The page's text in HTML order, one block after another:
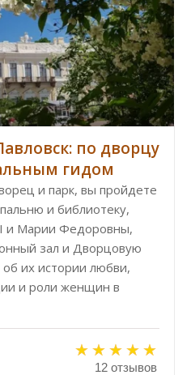
по дворцу
гидом
и парк, вы пройдете
и библиотеку,
и Марии Федоровны,
зал и Дворцовую
их истории любви,
и роли женщин в
12 отзывов